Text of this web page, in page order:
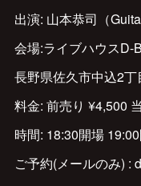
出演: 山本恭司（
会場:ライブハウスD-
長野県佐久市中込2丁
料金: 前売り ¥4,500
時間: 18:30開場
ご予約(メールのみ) :